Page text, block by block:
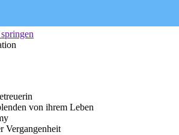
von ihrem Leben
Vergangenheit